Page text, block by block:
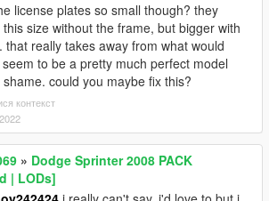
license plates so small though? they
size without the frame, but bigger with
that really takes away from what would
to be a pretty much perfect model
could you maybe fix this?
контекст
» Dodge Sprinter 2008 PACK
| LODs]